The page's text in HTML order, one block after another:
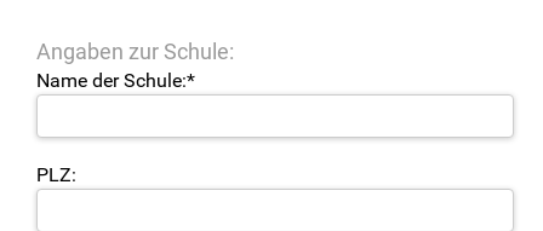
Antragsformulare
Impressum
Angaben zur Schule:
Name der Schule:*
PLZ: